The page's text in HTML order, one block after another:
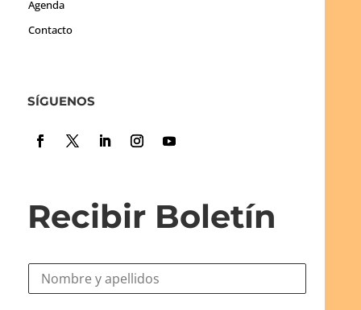
Agenda
Contacto
SÍGUENOS
Recibir Boletín
N